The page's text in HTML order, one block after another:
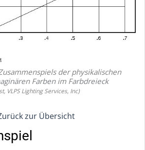
der physikalischen
Farben im Farbdreieck
VLPS Lighting Services, Inc)
zur Übersicht